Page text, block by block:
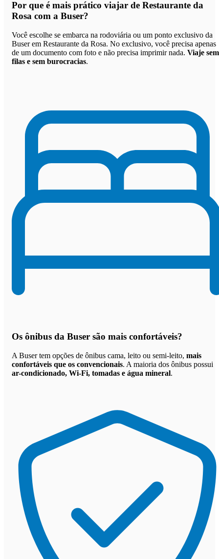
Por que é mais prático viajar de Restaurante da
Rosa com a Buser?
Você escolhe se embarca na rodoviária ou um ponto exclusivo da
Buser em Restaurante da Rosa. No exclusivo, você precisa apenas
de um documento com foto e não precisa imprimir nada. Viaje sem
filas e sem burocracias.
Os ônibus da Buser são mais confortáveis?
A Buser tem opções de ônibus cama, leito ou semi-leito, mais
confortáveis que os convencionais. A maioria dos ônibus possui
ar-condicionado, Wi-Fi, tomadas e água mineral.